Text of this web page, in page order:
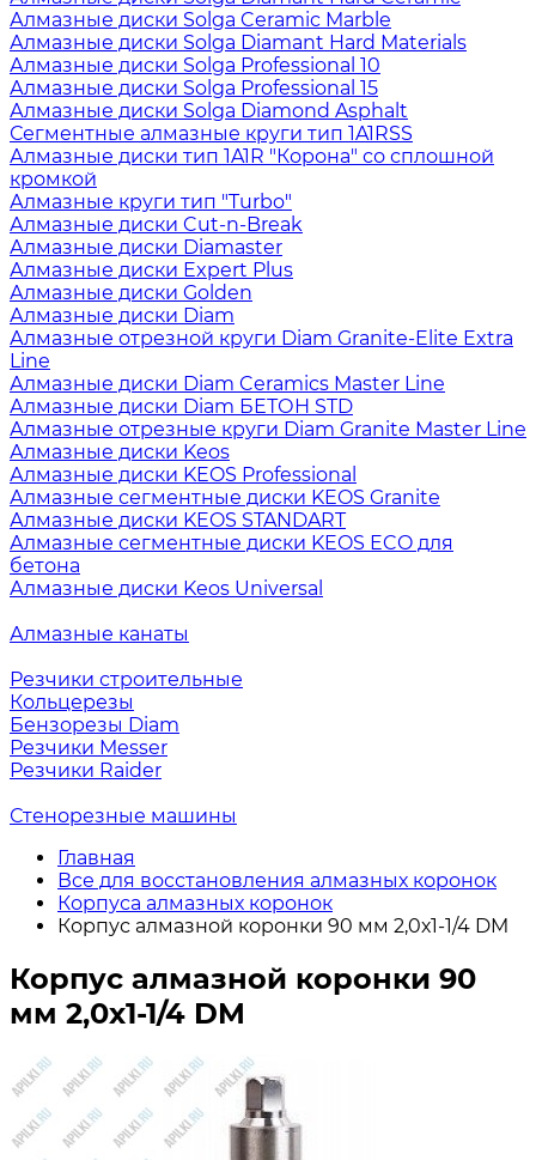
Алмазные диски Solga Ceramic Marble
Алмазные диски Solga Diamant Hard Materials
Алмазные диски Solga Professional 10
Алмазные диски Solga Professional 15
Алмазные диски Solga Diamond Asphalt
Сегментные алмазные круги тип 1A1RSS
Алмазные диски тип 1A1R "Корона" со сплошной
кромкой
Алмазные круги тип "Turbo"
Алмазные диски Cut-n-Break
Алмазные диски Diamaster
Алмазные диски Expert Plus
Алмазные диски Golden
Алмазные диски Diam
Алмазные отрезной круги Diam Granite-Elite Extra
Line
Алмазные диски Diam Ceramics Master Line
Алмазные диски Diam БЕТОН STD
Алмазные отрезные круги Diam Granite Master Line
Алмазные диски Keos
Алмазные диски KEOS Professional
Алмазные сегментные диски KEOS Granite
Алмазные диски KEOS STANDART
Алмазные сегментные диски KEOS ECO для
бетона
Алмазные диски Keos Universal
Алмазные канаты
Резчики строительные
Кольцерезы
Бензорезы Diam
Резчики Messer
Резчики Raider
Стенорезные машины
Главная
Все для восстановления алмазных коронок
Корпуса алмазных коронок
Корпус алмазной коронки 90 мм 2,0х1-1/4 DM
Корпус алмазной коронки 90
мм 2,0х1-1/4 DM